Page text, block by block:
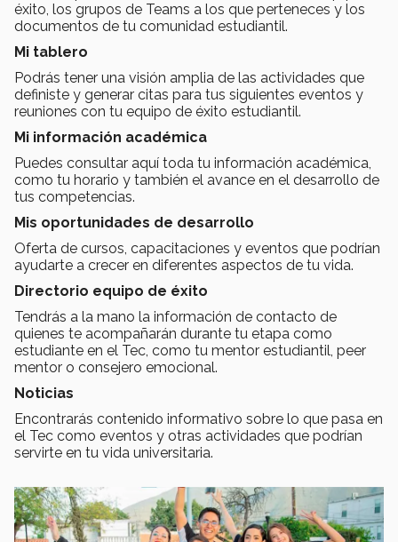
éxito, los grupos de Teams a los que perteneces y los
documentos de tu comunidad estudiantil.
Mi tablero
Podrás tener una visión amplia de las actividades que
definiste y generar citas para tus siguientes eventos y
reuniones con tu equipo de éxito estudiantil.
Mi información académica
Puedes consultar aquí toda tu información académica,
como tu horario y también el avance en el desarrollo de
tus competencias.
Mis oportunidades de desarrollo
Oferta de cursos, capacitaciones y eventos que podrían
ayudarte a crecer en diferentes aspectos de tu vida.
Directorio equipo de éxito
Tendrás a la mano la información de contacto de
quienes te acompañarán durante tu etapa como
estudiante en el Tec, como tu mentor estudiantil, peer
mentor o consejero emocional.
Noticias
Encontrarás contenido informativo sobre lo que pasa en
el Tec como eventos y otras actividades que podrían
servirte en tu vida universitaria.